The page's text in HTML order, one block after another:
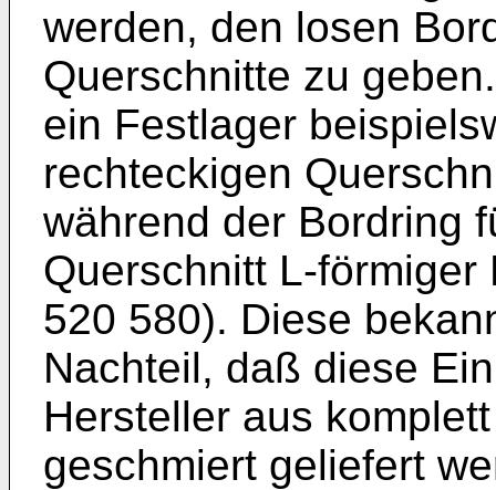
werden, den losen
Querschnitte zu
ein Festlager
rechteckigen
während der Bordring
Querschnitt L-
520 580). Diese
Nachteil, daß diese
Hersteller aus
geschmiert geliefert